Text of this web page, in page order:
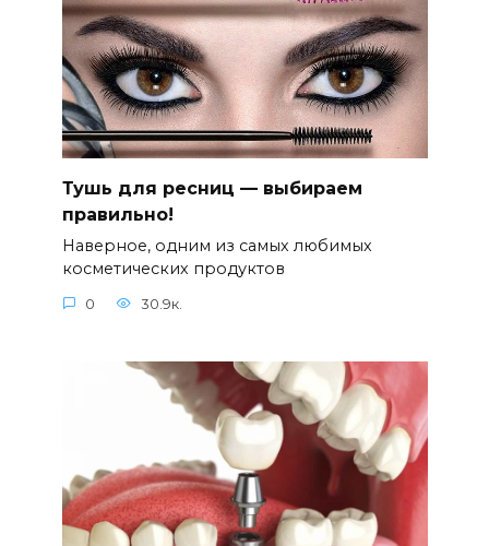
Тушь для ресниц — выбираем
правильно!
Наверное, одним из самых любимых
косметических продуктов
0 30.9к.